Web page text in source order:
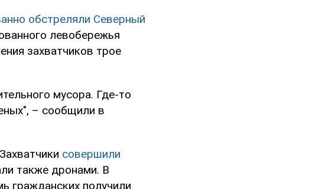
обстреляли Северный
левобережья
захватчиков трое
мусора. Где-то
– сообщили в
совершили
также дронами. В
гражданских получили